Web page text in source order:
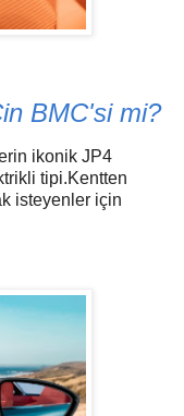
BMC'si mi?
ikonik JP4
tipi.Kentten
isteyenler için